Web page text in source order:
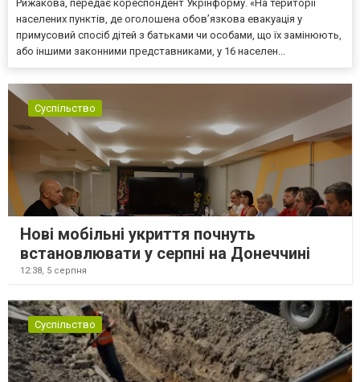
Рижакова, передає кореспондент Укрінформу. «На території
населених пунктів, де оголошена обов’язкова евакуація у
примусовий спосіб дітей з батьками чи особами, що їх замінюють,
або іншими законними представниками, у 16 населен...
Суспільство
Нові мобільні укриття почнуть
встановлювати у серпні на Донеччині
12:38, 5 серпня
Суспільство